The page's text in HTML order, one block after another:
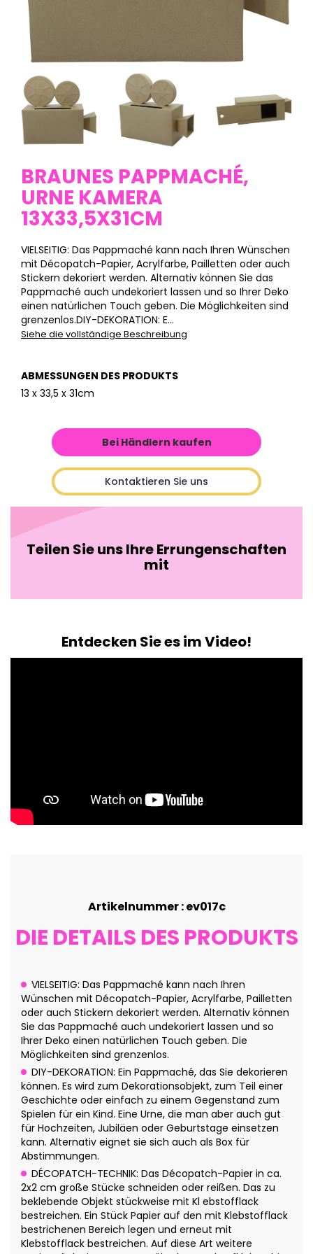
BRAUNES PAPPMACHÉ,
URNE KAMERA
13X33,5X31CM
VIELSEITIG: Das Pappmaché kann nach Ihren Wünschen
mit Décopatch-Papier, Acrylfarbe, Pailletten oder auch
Stickern dekoriert werden. Alternativ können Sie das
Pappmaché auch undekoriert lassen und so Ihrer Deko
einen natürlichen Touch geben. Die Möglichkeiten sind
grenzenlos.DIY-DEKORATION: E...
Siehe die vollständige Beschreibung
ABMESSUNGEN DES PRODUKTS
13 x 33,5 x 31cm
Bei Händlern kaufen
Kontaktieren Sie uns
Teilen Sie uns Ihre Errungenschaften
mit
Entdecken Sie es im Video!
Artikelnummer : ev017c
DIE DETAILS DES PRODUKTS
VIELSEITIG: Das Pappmaché kann nach Ihren
Wünschen mit Décopatch-Papier, Acrylfarbe, Pailletten
oder auch Stickern dekoriert werden. Alternativ können
Sie das Pappmaché auch undekoriert lassen und so
Ihrer Deko einen natürlichen Touch geben. Die
Möglichkeiten sind grenzenlos.
DIY-DEKORATION: Ein Pappmaché, das Sie dekorieren
können. Es wird zum Dekorationsobjekt, zum Teil einer
Geschichte oder einfach zu einem Gegenstand zum
Spielen für ein Kind. Eine Urne, die man aber auch gut
für Hochzeiten, Jubiläen oder Geburtstage einsetzen
kann. Alternativ eignet sie sich auch als Box für
Abstimmungen.
DÉCOPATCH-TECHNIK: Das Décopatch-Papier in ca.
2x2 cm große Stücke schneiden oder reißen. Das zu
beklebende Objekt stückweise mit Kl ebstofflack
bestreichen. Ein Stück Papier auf den mit Klebstofflack
bestrichenen Bereich legen und erneut mit
Klebstofflack bestreichen. Auf diese Art weitere